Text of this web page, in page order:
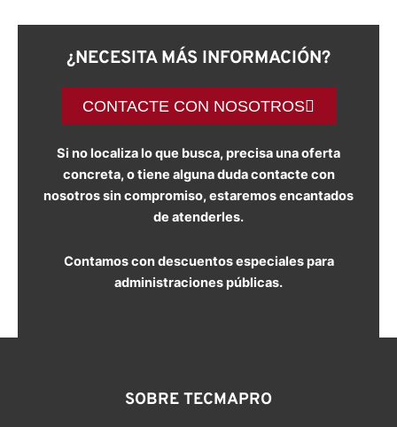
¿NECESITA MÁS INFORMACIÓN?
CONTACTE CON NOSOTROS
Si no localiza lo que busca, precisa una oferta
concreta, o tiene alguna duda contacte con
nosotros sin compromiso, estaremos encantados
de atenderles.
Contamos con descuentos especiales para
administraciones públicas.
SOBRE TECMAPRO